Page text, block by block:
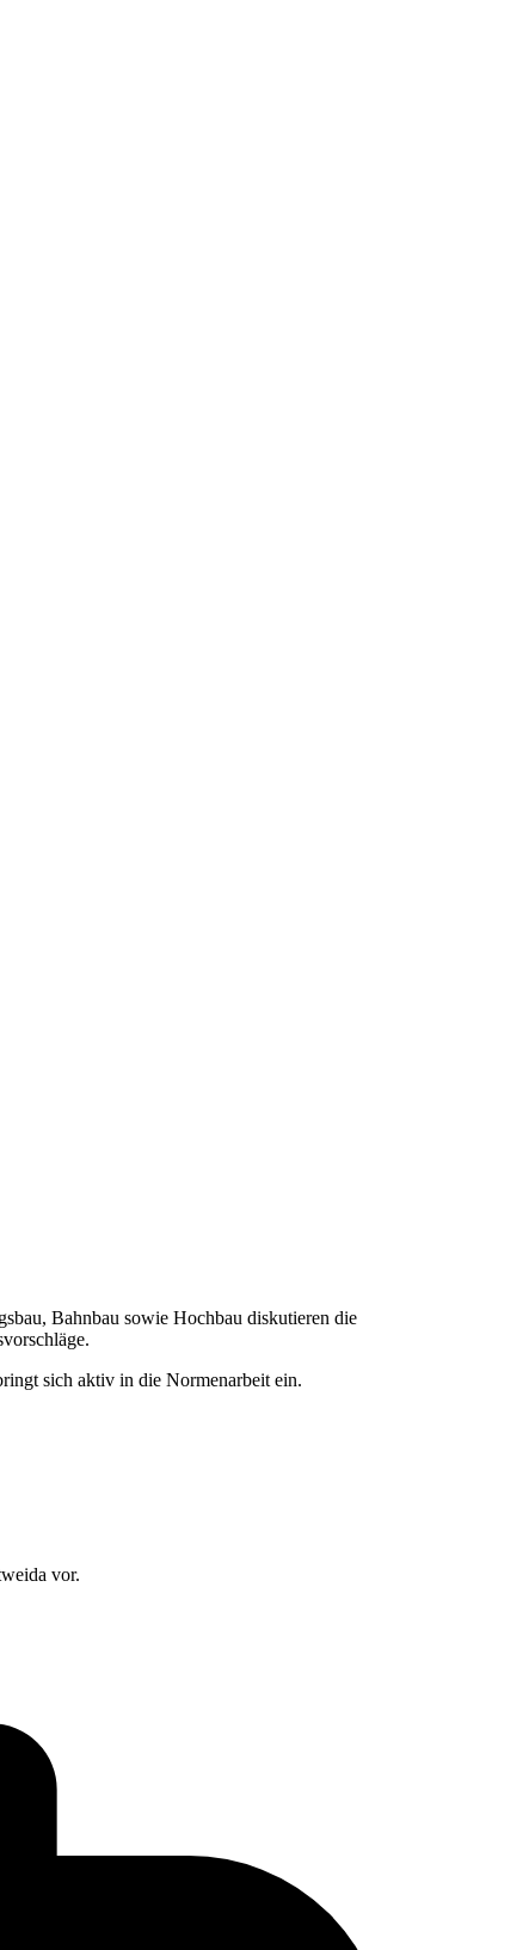
Bahnbau sowie Hochbau diskutieren die
sich aktiv in die Normenarbeit ein.
vor.